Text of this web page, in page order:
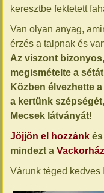
keresztbe fektetett
Van olyan anyag,
érzés a talpnak és
Az viszont
megismételte a sétát
Közben élvezhette
a kertünk
Mecsek látványát!
Jöjjön el hozzánk
mindezt a
Várunk téged kedves